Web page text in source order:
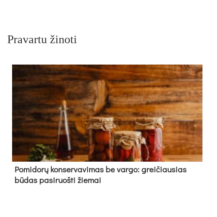
Pravartu žinoti
Pomidorų konservavimas be vargo: greičiausias
būdas pasiruošti žiemai